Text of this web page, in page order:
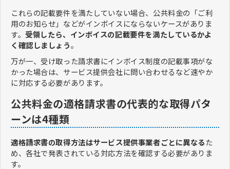
これらの記載要件を満たしていない場合、公共料金の「ご利
用のお知らせ」などがインボイスにならないケースがありま
す。 受領したら、インボイスの記載要件を満たしているかよ
く確認しましょう。
万が一、受け取った請求書にインボイス制度の記載事項がな
かった場合は、サービス提供会社に問い合わせるなど速やか
に対応する必要があります。
公共料金の適格請求書の代表的な取得パタ
ーンは4種類
適格請求書の取得方法はサービス提供事業者ごとに異なるた
め、各社で発表されている対応方法を確認する必要がありま
す。